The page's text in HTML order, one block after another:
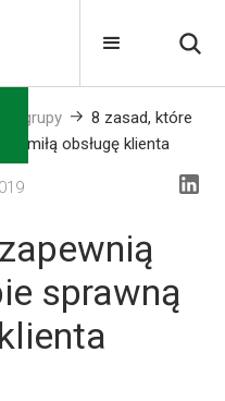
grupy
8 zasad, które
i miłą obsługę klienta
sprawną